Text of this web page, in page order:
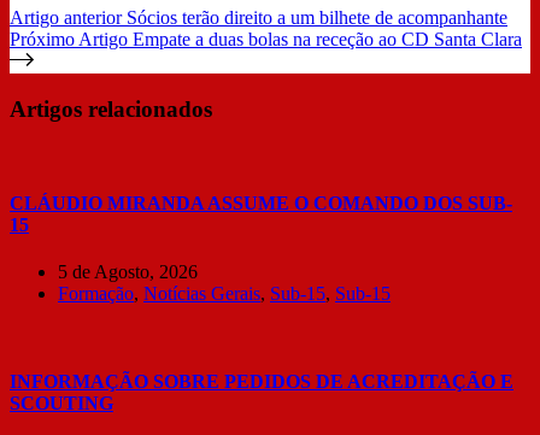
Artigo anterior Sócios terão direito a um bilhete de acompanhante
Próximo Artigo Empate a duas bolas na receção ao CD Santa Clara
Artigos relacionados
CLÁUDIO MIRANDA ASSUME O COMANDO DOS SUB-
15
5 de Agosto, 2026
Formação, Notícias Gerais, Sub-15, Sub-15
INFORMAÇÃO SOBRE PEDIDOS DE ACREDITAÇÃO E
SCOUTING